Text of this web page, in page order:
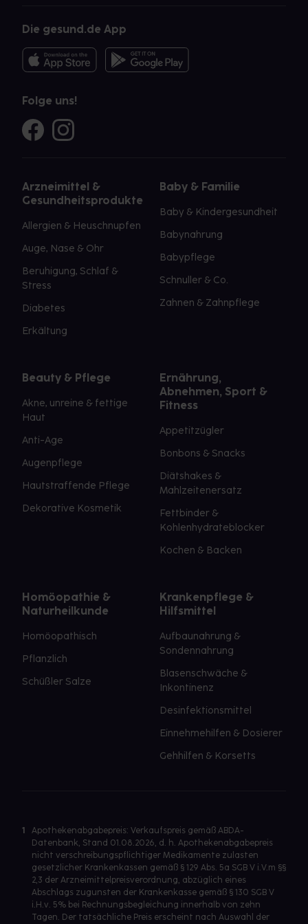
Die gesund.de App
Folge uns!
Arzneimittel &
Gesundheitsprodukte
Allergien & Heuschnupfen
Auge, Nase & Ohr
Beruhigung, Schlaf &
Stress
Diabetes
Erkältung
Baby & Familie
Baby & Kindergesundheit
Babynahrung
Babypflege
Schnuller & Co.
Zahnen & Zahnpflege
Beauty & Pflege
Akne, unreine & fettige
Haut
Anti-Age
Augenpflege
Hautstraffende Pflege
Dekorative Kosmetik
Ernährung,
Abnehmen, Sport &
Fitness
Appetitzügler
Bonbons & Snacks
Diätshakes &
Mahlzeitenersatz
Fettbinder &
Kohlenhydrateblocker
Kochen & Backen
Homöopathie &
Naturheilkunde
Homöopathisch
Pflanzlich
Schüßler Salze
Krankenpflege &
Hilfsmittel
Aufbaunahrung &
Sondennahrung
Blasenschwäche &
Inkontinenz
Desinfektionsmittel
Einnehmehilfen & Dosierer
Gehhilfen & Korsetts
1
Apothekenabgabepreis: Verkaufspreis gemäß ABDA-
Datenbank, Stand 01.08.2026, d. h. Apothekenabgabepreis
nicht verschreibungspflichtiger Medikamente zulasten
gesetzlicher Krankenkassen gemäß § 129 Abs. 5a SGB V i.V.m §§
2,3 der Arzneimittelpreisverordnung, abzüglich eines
Abschlags zugunsten der Krankenkasse gemäß § 130 SGB V
i.H.v. 5% bei Rechnungsbegleichung innerhalb von zehn
Tagen. Der tatsächliche Preis erscheint nach Auswahl der